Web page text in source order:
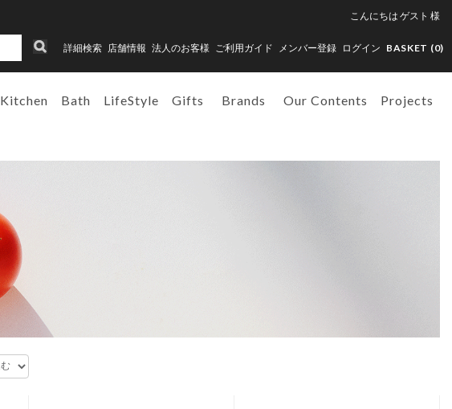
こんにちは ゲスト 様
詳細検索 店舗情報 法人のお客様 ご利用ガイド メンバー登録 ログイン BASKET (0)
Kitchen Bath LifeStyle Gifts Brands Our Contents Projects